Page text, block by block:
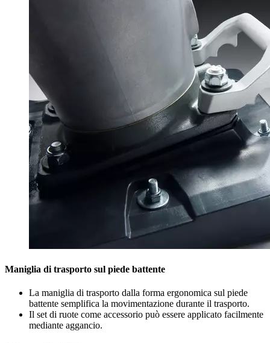
Maniglia di trasporto sul piede battente
La maniglia di trasporto dalla forma ergonomica sul piede
battente semplifica la movimentazione durante il trasporto.
Il set di ruote come accessorio può essere applicato facilmente
mediante aggancio.